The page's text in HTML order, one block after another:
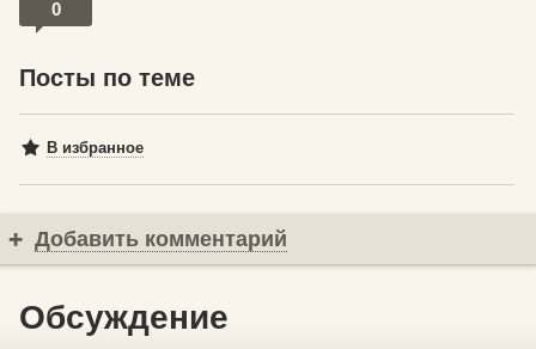
0
Посты по теме
В избранное
Добавить комментарий
Обсуждение